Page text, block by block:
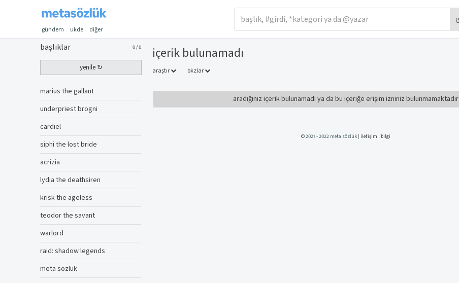
gündem ukde diğer
0/0
başlıklar
yenile ↻
marius the gallant
underpriest brogni
cardiel
siphi the lost bride
acrizia
lydia the deathsiren
krisk the ageless
teodor the savant
warlord
raid: shadow legends
meta sözlük
i̇çerik bulunamadı
araştır bkzlar
aradığınız içerik bulunamadı ya da bu içeriğe erişim izniniz bulunmamaktadır
© 2021 - 2022 meta sözlük | iletişim bilgi